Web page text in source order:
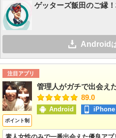
ゲッターズ飯田のご縁
Android
注目アプリ
ポイント制
管理人がガチで出会え
89.0
Android iPhone